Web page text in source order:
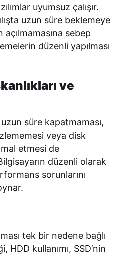
uyumsuz çalışır.
uzun süre beklemeye
sebep
düzenli yapılması
ve
uzun süre kapatmaması,
veya disk
etmesi de
düzenli olarak
sorunlarını
tek bir nedene bağlı
kullanımı, SSD’nin